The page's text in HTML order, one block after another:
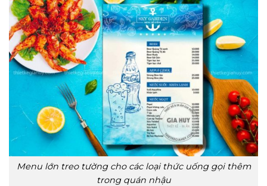
Menu lớn treo tường cho các loại thức uống gọi thêm
trong quán nhậu